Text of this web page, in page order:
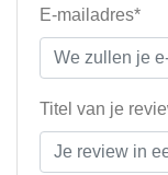
E-mailadres*
Titel van je